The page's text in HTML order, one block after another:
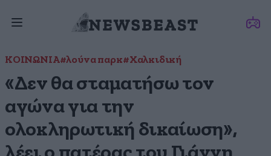
ΚΟΙΝΩΝΙΑ#λούνα παρκ#Χαλκιδική
«Δεν θα σταματήσω τον
αγώνα για την
ολοκληρωτική δικαίωση»,